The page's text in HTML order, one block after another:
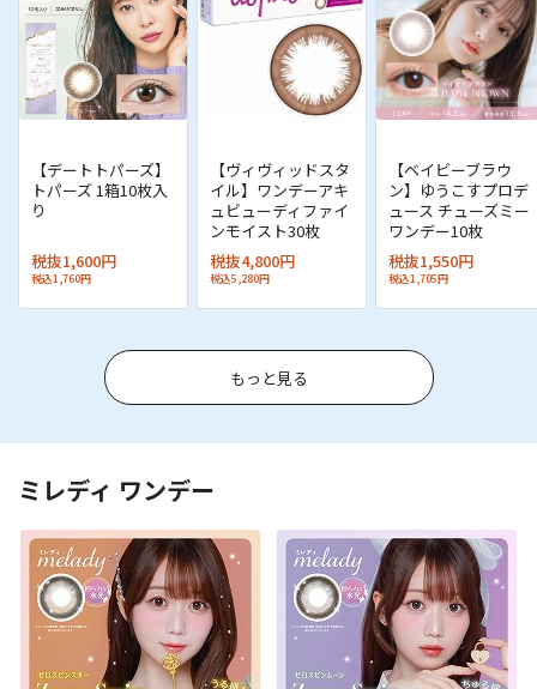
【デートトパーズ】
トパーズ 1箱10枚入
り
税抜1,600円
税込1,760円
【ヴィヴィッドスタ
イル】ワンデーアキ
ュビューディファイ
ンモイスト30枚
税抜4,800円
税込5,280円
【ベイビーブラウ
ン】ゆうこすプロデ
ュース チューズミー
ワンデー10枚
税抜1,550円
税込1,705円
もっと見る
ミレディ ワンデー